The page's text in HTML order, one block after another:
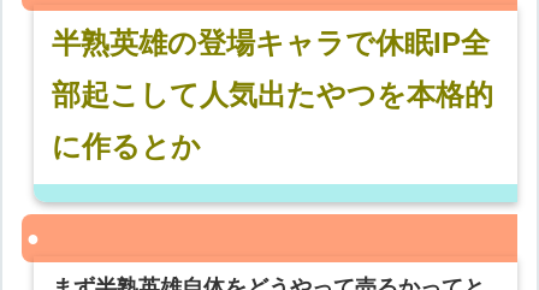
半熟英雄の登場キャラで休眠IP全
部起こして人気出たやつを本格的
に作るとか